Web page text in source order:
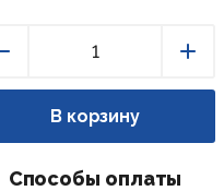
В корзину
Способы оплаты